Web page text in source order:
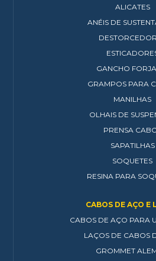
ALICATES
ANÉIS DE
GANCHO
GRAMPOS PARA
MANILHAS
OLHAIS DE
PRENSA
SAPATILHAS
SOQUETES
RESINA PARA
CABOS DE AÇO E
CABOS DE AÇO PARA
LAÇOS DE CABOS
GROMMET